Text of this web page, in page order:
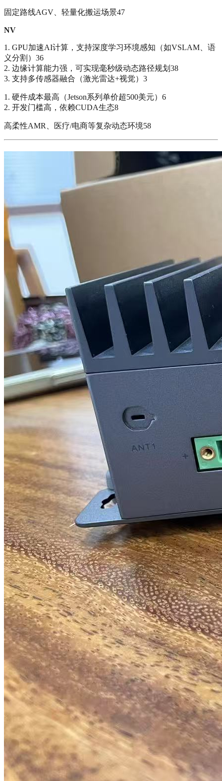
固定路线AGV、轻量化搬运场景47
NV
1. GPU加速AI计算，支持深度学习环境感知（如VSLAM、语
义分割）36
2. 边缘计算能力强，可实现毫秒级动态路径规划38
3. 支持多传感器融合（激光雷达+视觉）3
1. 硬件成本最高（Jetson系列单价超500美元）6
2. 开发门槛高，依赖CUDA生态8
高柔性AMR、医疗/电商等复杂动态环境58